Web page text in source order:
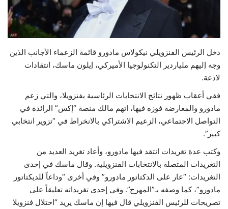
دخل الرئيس الفنزويلي نيكولاس مادورو قائمة الزعماء الأجانب الذين
وجه إليهم ملياردير التكنولوجيا الأميركي، إيلون ماسك، انتقادات
لاذعة.
ففي أعقاب ظهور نتائج الانتخابات الرئاسية بفنزويلا، والتي زعم
مادورو والمعارضة فوزه فيها، اتهم مالك منصة “إكس” الرائدة في
التواصل الاجتماعي، الزعيم الاشتراكي بالانخراط في “تزوير انتخابي
كبير”.
وكتب عدة تغريدات انتقد فيها مادورو، وأعاد تغريد العديد من
التغريدات المتصلة بالانتخابات الفنزويلية. وقال ماسك في إحدى
التغريدات: “عار على الدكتاتور مادورو” وفي أخرى “وداعاً للديكتاتور
مادورو”، كما وصفه بـ”المهرج”. وفي إحدى تغريداته تعليقاً على
تصريحات للرئيس الفنزويلي قال فيها إن ماسك يريد “احتلال فنزويلا